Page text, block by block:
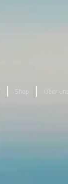
Shop Über